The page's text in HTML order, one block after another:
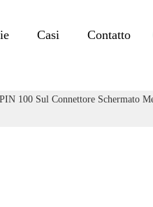
Casi Contatto
100 Sul Connettore Schermato